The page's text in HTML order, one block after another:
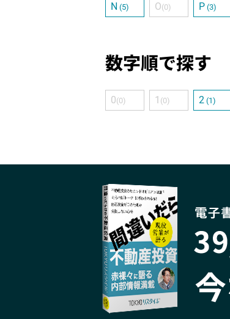
N (5) O(0) P (3)
数字順で探す
0(0) 1 (0) 2 (1)